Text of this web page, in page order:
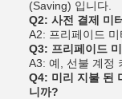
(Saving) 입니다.
Q2: 사전 결제 미
A2: 프리페이드
Q3: 프리페이드
A3: 예, 선불 계정
Q4: 미리 지불 된
니까?